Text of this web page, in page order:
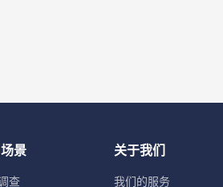
景
查
关于我们
我们的服务